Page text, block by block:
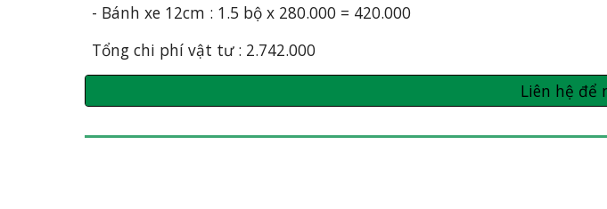
- Bánh xe 12cm : 1.5 bộ x 280.000 = 420.000
Tổng chi phí vật tư : 2.742.000
Liên hệ để